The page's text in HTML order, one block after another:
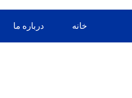
خانه درباره ما